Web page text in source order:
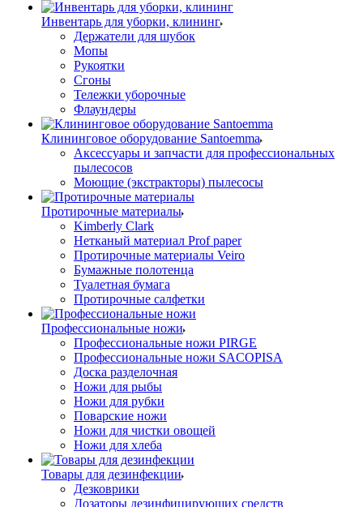
Инвентарь для уборки, клининг
Держатели для шубок
Мопы
Рукоятки
Сгоны
Тележки уборочные
Флаундеры
Клининговое оборудование Santoemma
Аксессуары и запчасти для профессиональных
пылесосов
Моющие (экстракторы) пылесосы
Протирочные материалы
Kimberly Clark
Нетканый материал Prof paper
Протирочные материалы Veiro
Бумажные полотенца
Туалетная бумага
Протирочные салфетки
Профессиональные ножи
Профессиональные ножи PIRGE
Профессиональные ножи SACOPISA
Доска разделочная
Ножи для рыбы
Ножи для рубки
Поварские ножи
Ножи для чистки овощей
Ножи для хлеба
Товары для дезинфекции
Дезковрики
Дозаторы дезинфицирующих средств